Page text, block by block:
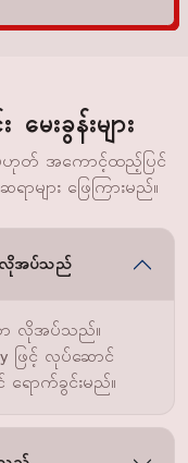
ေးခွန်းများ
မဟုတ် အကောင့်ထည့်ပြင်
ာများ ဖြေကြားမည်။
လိုအပ်သည်
ာ လိုအပ်သည်။
ဖြင့် လုပ်ဆောင်
ောက်ခွင်းမည်။